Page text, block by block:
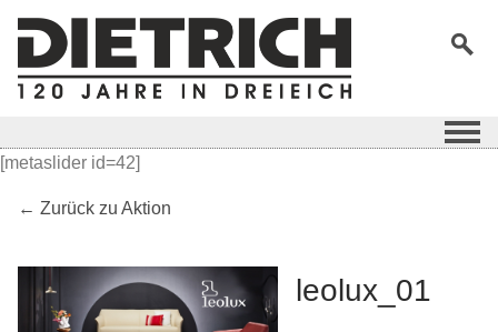
[metaslider id=42]
← Zurück zu Aktion
leolux_01